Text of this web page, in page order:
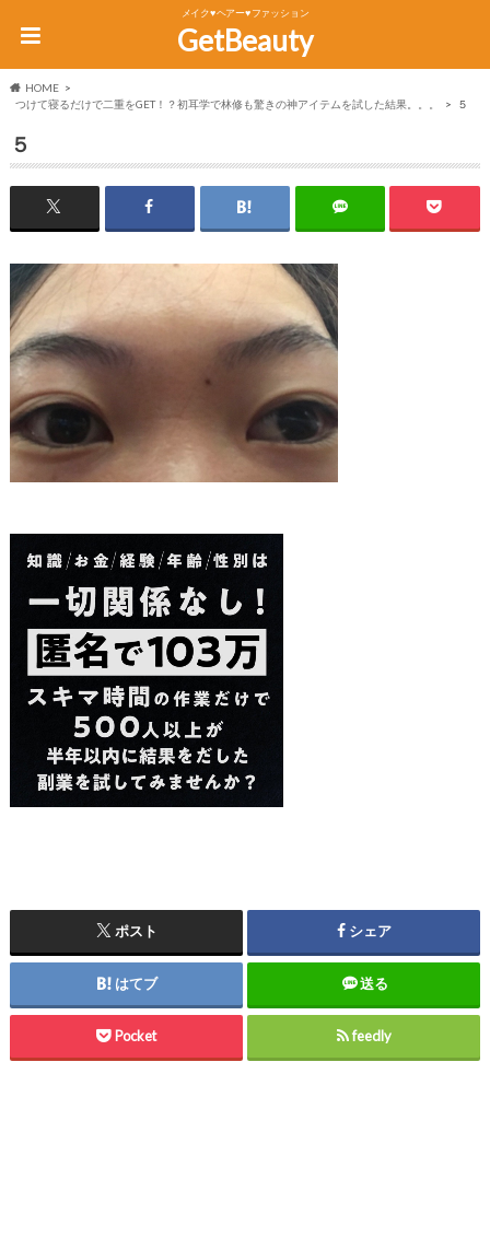
メイク♥ヘアー♥ファッション
GetBeauty
HOME
つけて寝るだけで二重をGET！？初耳学で林修も驚きの神アイテムを試した結果。。。
５
５
ポスト シェア
はてブ 送る
Pocket feedly